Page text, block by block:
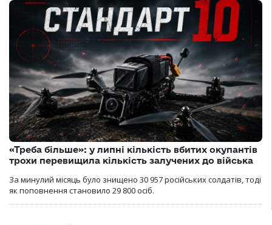
«Треба більше»: у липні кількість вбитих окупантів
трохи перевищила кількість залучених до війська
За минулий місяць було знищено 30 957 російських солдатів, тоді
як поповнення становило 29 800 осіб.